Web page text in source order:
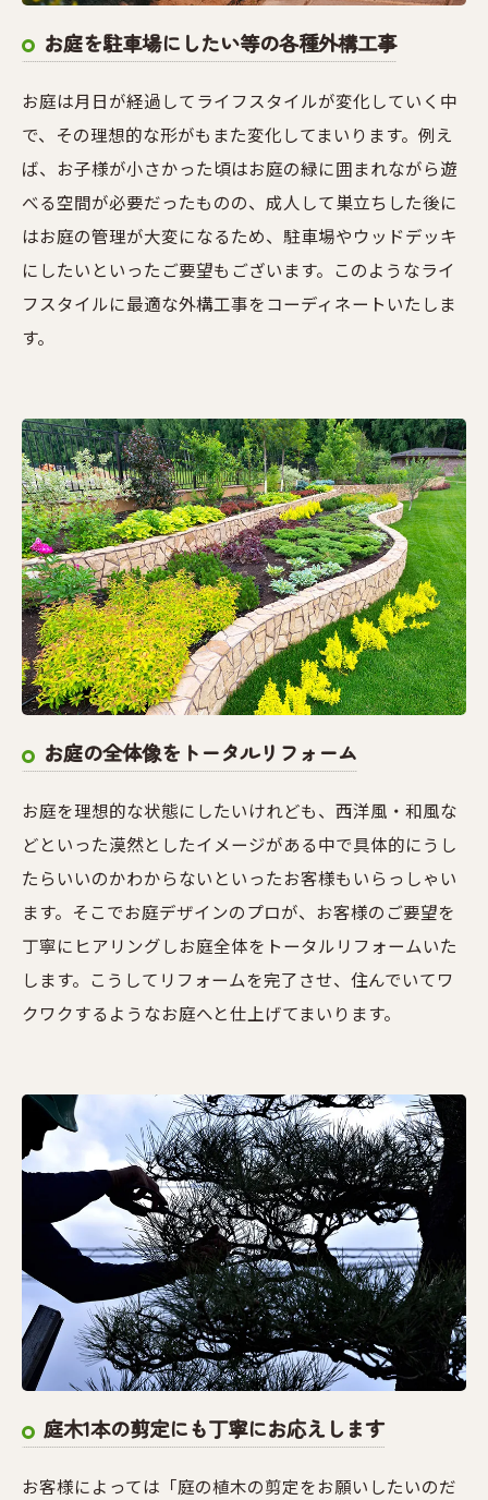
お庭を駐車場にしたい等の各種外構工事
お庭は月日が経過してライフスタイルが変化していく中
で、その理想的な形がもまた変化してまいります。例え
ば、お子様が小さかった頃はお庭の緑に囲まれながら遊
べる空間が必要だったものの、成人して巣立ちした後に
はお庭の管理が大変になるため、駐車場やウッドデッキ
にしたいといったご要望もございます。このようなライ
フスタイルに最適な外構工事をコーディネートいたしま
す。
お庭の全体像をトータルリフォーム
お庭を理想的な状態にしたいけれども、西洋風・和風な
どといった漠然としたイメージがある中で具体的にうし
たらいいのかわからないといったお客様もいらっしゃい
ます。そこでお庭デザインのプロが、お客様のご要望を
丁寧にヒアリングしお庭全体をトータルリフォームいた
します。こうしてリフォームを完了させ、住んでいてワ
クワクするようなお庭へと仕上げてまいります。
庭木1本の剪定にも丁寧にお応えします
お客様によっては「庭の植木の剪定をお願いしたいのだ